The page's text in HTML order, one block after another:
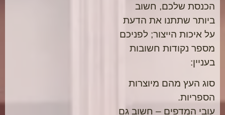
הכנסת שלכם, חשוב
ביותר שתתנו את הדעת
על איכות הייצור; לפניכם
מספר נקודות חשובות
בעניין:
סוג העץ מהם מיוצרות
הספריות.
עובי המדפים – חשוב גם